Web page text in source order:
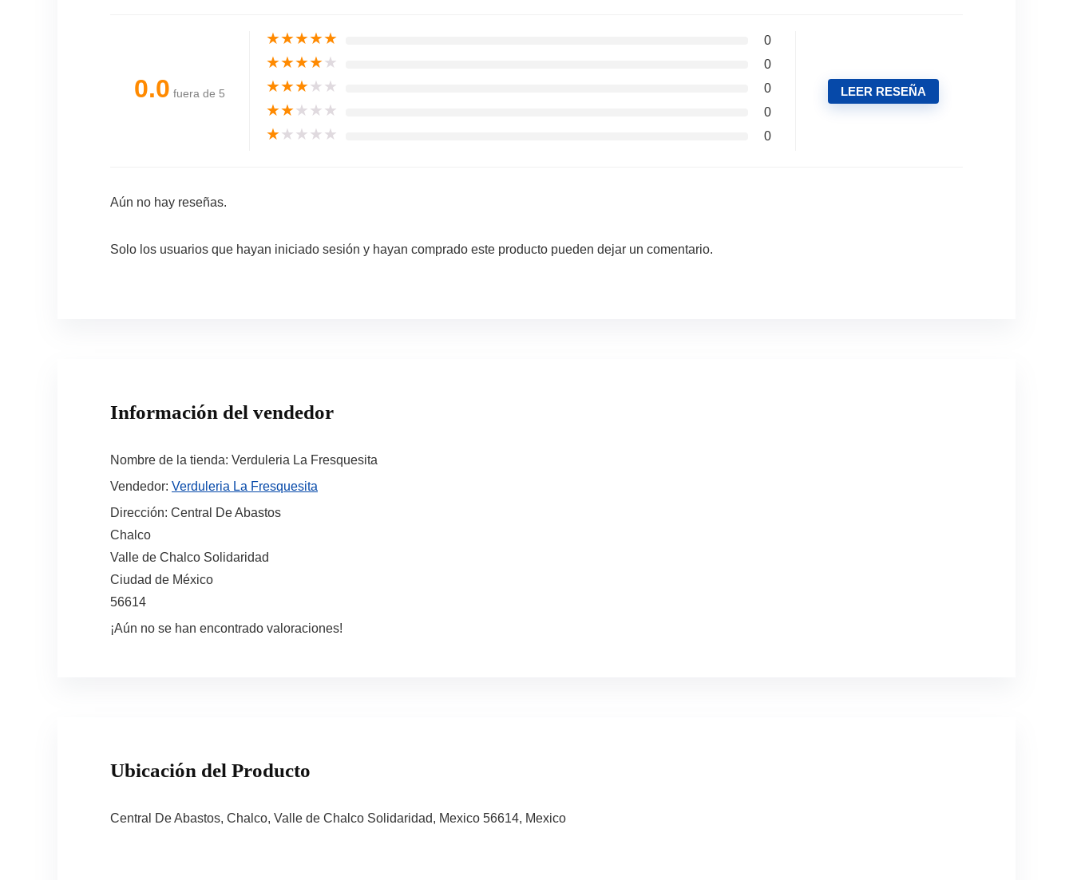
0.0 fuera de 5
★★★★★ 0
★★★★★ 0
★★★★★ 0
★★★★★ 0
★★★★★ 0
LEER RESEÑA
Aún no hay reseñas.
Solo los usuarios que hayan iniciado sesión y hayan comprado este producto pueden dejar un comentario.
Información del vendedor
Nombre de la tienda: Verduleria La Fresquesita
Vendedor: Verduleria La Fresquesita
Dirección: Central De Abastos
Chalco
Valle de Chalco Solidaridad
Ciudad de México
56614
¡Aún no se han encontrado valoraciones!
Ubicación del Producto
Central De Abastos, Chalco, Valle de Chalco Solidaridad, Mexico 56614, Mexico